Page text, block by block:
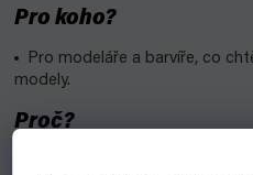
Pro koho?
Pro modeláře a barvíře, co
modely.
Proč?